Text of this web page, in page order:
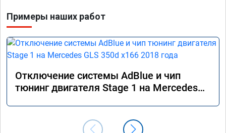
Примеры наших работ
Отключение системы AdBlue и чип
тюнинг двигателя Stage 1 на Mercedes